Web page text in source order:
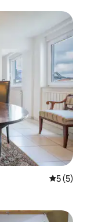
5 de
5 (5)